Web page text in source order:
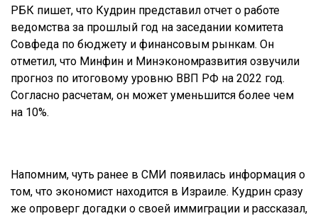
РБК пишет, что Кудрин представил отчет о работе
ведомства за прошлый год на заседании комитета
Совфеда по бюджету и финансовым рынкам. Он
отметил, что Минфин и Минэкономразвития озвучили
прогноз по итоговому уровню ВВП РФ на 2022 год.
Согласно расчетам, он может уменьшится более чем
на 10%.
Напомним, чуть ранее в СМИ появилась информация о
том, что экономист находится в Израиле. Кудрин сразу
же опроверг догадки о своей иммиграции и рассказал,